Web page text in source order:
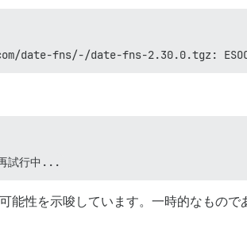
fns/-/date-fns-2.30.0.tgz:
試行中...
能性を示唆しています。一時的なもので